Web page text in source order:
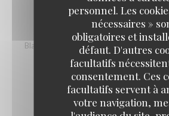
personnel. Les
nécessaires »
obligatoires et
défaut. D'autres
facultatifs
consentement. Ces
facultatifs servent à
votre navigation,
CH'TI BURGER MAROILLES
Black angus 150gr - Maroilles ou
boulangerie Brier
18,00 EUR
CHICON GRATINÉ AU